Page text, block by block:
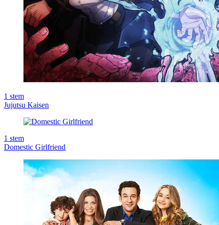
1 stem
Jujutsu Kaisen
1 stem
Domestic Girlfriend